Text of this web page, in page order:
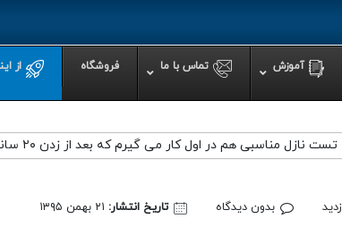
آموزش
حرارتی
تماس با ما فروشگاه از
هم در اول کار می گیرم که بعد از زدن ۲۰ سانتیمتر هد می گیرد. مشکل در چیست؟
بدون دیدگاه تاریخ انتشار: ۲۱ بهمن ۱۳۹۵